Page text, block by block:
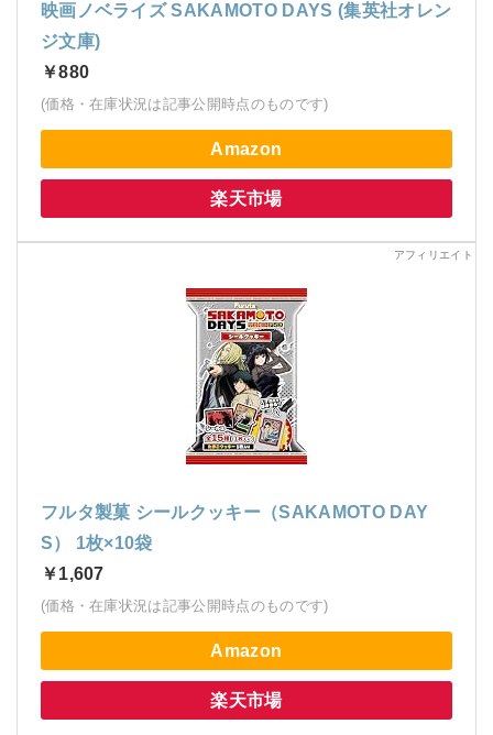
映画ノベライズ SAKAMOTO DAYS (集英社オレン
ジ文庫)
￥880
(価格・在庫状況は記事公開時点のものです)
Amazon
楽天市場
フルタ製菓 シールクッキー（SAKAMOTO DAY
S） 1枚×10袋
￥1,607
(価格・在庫状況は記事公開時点のものです)
Amazon
楽天市場